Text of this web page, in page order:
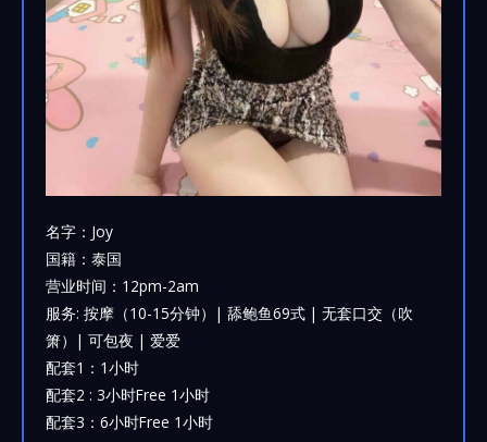
名字：Joy
国籍：泰国
营业时间：12pm-2am
服务: 按摩（10-15分钟）| 舔鲍鱼69式 | 无套口交（吹
箫）| 可包夜 | 爱爱
配套1：1小时
配套2 : 3小时Free 1小时
配套3：6小时Free 1小时